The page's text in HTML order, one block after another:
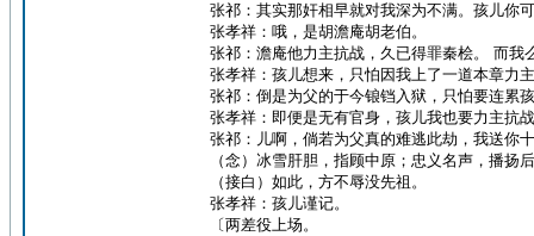
张祁：其实那奸相早就对我深为不满。孩儿你
张孝祥：哦，是胡澹庵胡老伯。
张祁：澹庵他力主抗战，久已得罪秦桧。 而
张孝祥：孩儿想来，只怕因我上了一道本章力
张祁：倒是为父的于今锒铛入狱，只怕要连累
张孝祥：即便是无有官身，孩儿我也要力主抗
张祁：儿啊，倘若为父真的难逃此劫，我送你
（念）冰雪肝胆，指顾中原；忠义名声，播扬
（接白）如此，方不辱没先祖。
张孝祥：孩儿谨记。
〔两差役上场。